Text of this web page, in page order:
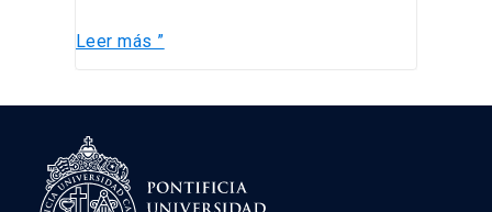
Leer más ”